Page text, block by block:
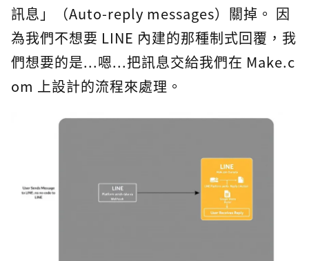
訊息」（Auto-reply messages）關掉。 因
為我們不想要 LINE 內建的那種制式回覆，我
們想要的是...嗯...把訊息交給我們在 Make.c
om 上設計的流程來處理。